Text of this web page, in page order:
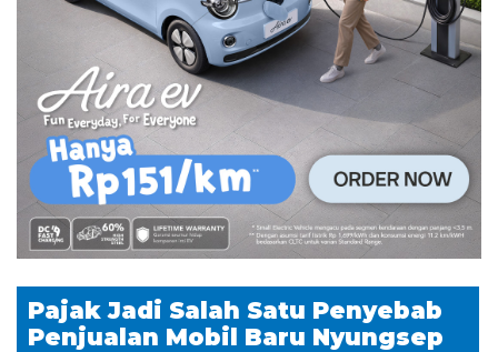
Pajak Jadi Salah Satu Penyebab
Penjualan Mobil Baru Nyungsep